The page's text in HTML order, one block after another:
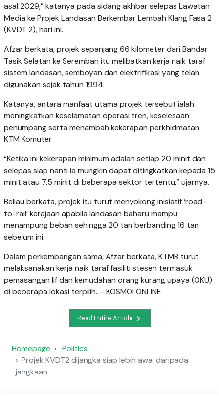
asal 2029,” katanya pada sidang akhbar selepas Lawatan
Media ke Projek Landasan Berkembar Lembah Klang Fasa 2
(KVDT 2), hari ini.
Afzar berkata, projek sepanjang 66 kilometer dari Bandar
Tasik Selatan ke Seremban itu melibatkan kerja naik taraf
sistem landasan, semboyan dan elektrifikasi yang telah
digunakan sejak tahun 1994.
Katanya, antara manfaat utama projek tersebut ialah
meningkatkan keselamatan operasi tren, keselesaan
penumpang serta menambah kekerapan perkhidmatan
KTM Komuter.
“Ketika ini kekerapan minimum adalah setiap 20 minit dan
selepas siap nanti ia mungkin dapat ditingkatkan kepada 15
minit atau 7.5 minit di beberapa sektor tertentu,” ujarnya.
Beliau berkata, projek itu turut menyokong inisiatif ‘road-
to-rail’ kerajaan apabila landasan baharu mampu
menampung beban sehingga 20 tan berbanding 16 tan
sebelum ini.
Dalam perkembangan sama, Afzar berkata, KTMB turut
melaksanakan kerja naik taraf fasiliti stesen termasuk
pemasangan lif dan kemudahan orang kurang upaya (OKU)
di beberapa lokasi terpilih. – KOSMO! ONLINE
Read Entire Article
Homepage
Politics
Projek KVDT2 dijangka siap lebih awal daripada
jangkaan